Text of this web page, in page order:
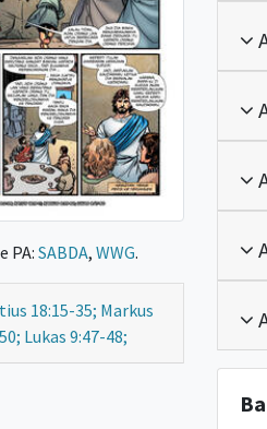
PA:SABDA, WWG.
18:15-35; Markus
Lukas 9:47-48;